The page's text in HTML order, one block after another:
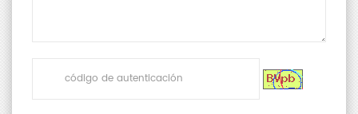
Cumple con los requisitos técnicos de los